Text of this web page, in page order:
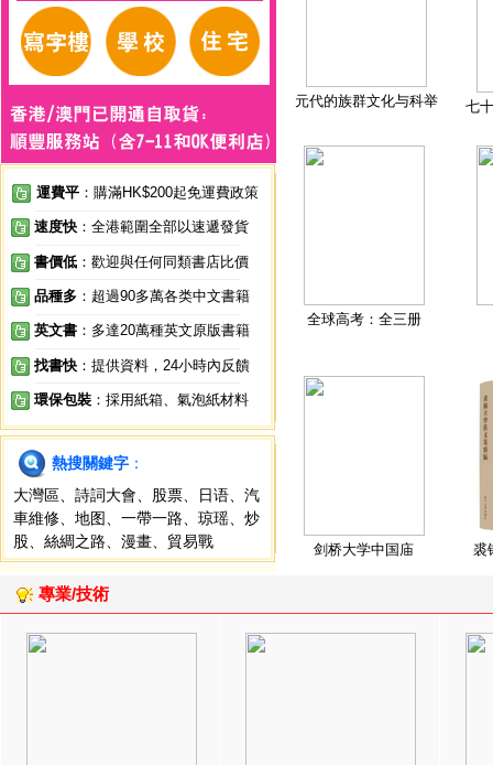
運費平 ：購滿HK$200起免運費政策
速度快 ：全港範圍全部以速遞發貨
書價低 ：歡迎與任何同類書店比價
品種多 ：超過90多萬各类中文書籍
英文書 ：多達20萬種英文原版書籍
找書快 ：提供資料，24小時內反饋
環保包裝 ：採用紙箱、氣泡紙材料
熱搜關鍵字 ：
大灣區
詩詞大會 股票 日语
汽
車維修
地图 一帶一路 琼瑶
炒
股
絲綢之路 漫畫 貿易戰
元代的族群文化与科举 七
全球高考：全三册
剑桥大学中国庙 裘
專業/技術